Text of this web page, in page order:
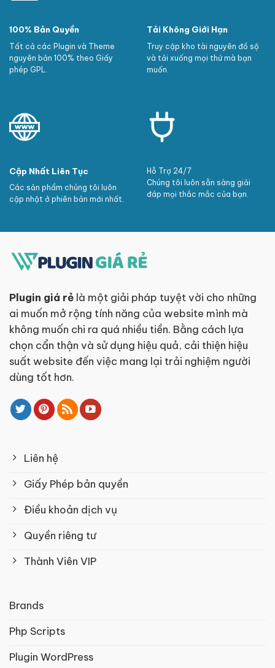
100% Bản Quyền
Tất cả các Plugin và Theme
nguyên bản 100% theo Giấy
phép GPL.
Tải Không Giới Hạn
Truy cập kho tài nguyên đồ sộ
và tải xuống mọi thứ mà bạn
muốn.
Cập Nhất Liên Tục
Các sản phẩm chúng tôi luôn
cập nhật ở phiên bản mới nhất.
Hỗ Trợ 24/7
Chúng tôi luôn sẵn sàng giải
đáp mọi thắc mắc của bạn.
Plugin giá rẻ là một giải pháp tuyệt vời cho những
ai muốn mở rộng tính năng của website mình mà
không muốn chi ra quá nhiều tiền. Bằng cách lựa
chọn cẩn thận và sử dụng hiệu quả, cải thiện hiệu
suất website đến việc mang lại trải nghiệm người
dùng tốt hơn.
Liên hệ
Giấy Phép bản quyền
Điều khoản dịch vụ
Quyền riêng tư
Thành Viên VIP
Brands
Php Scripts
Plugin WordPress